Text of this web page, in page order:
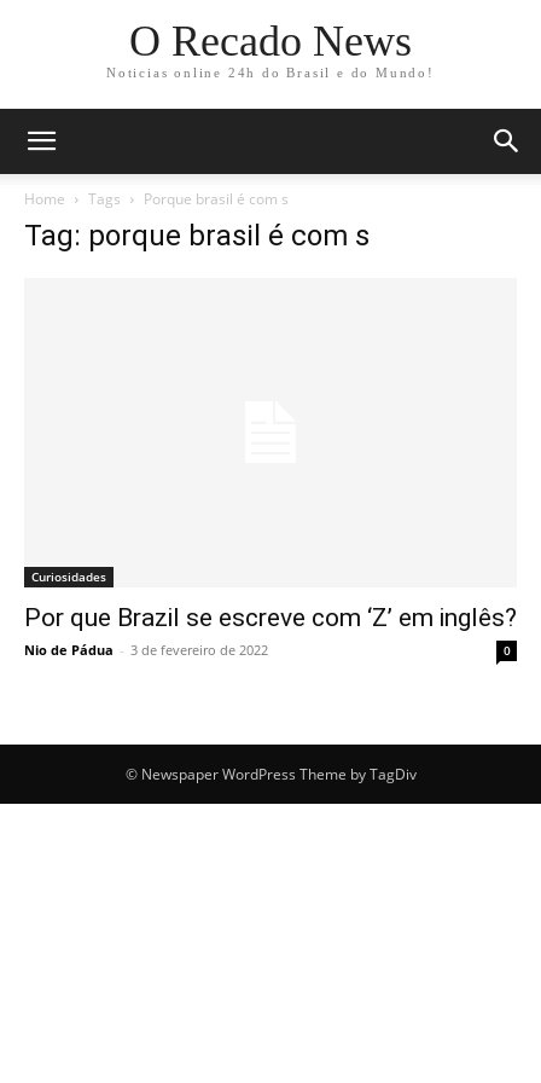
O Recado News
Noticias online 24h do Brasil e do Mundo!
Home Tags Porque brasil é com s
Tag: porque brasil é com s
Curiosidades
Por que Brazil se escreve com ‘Z’ em inglês?
Nio de Pádua - 3 de fevereiro de 2022 0
© Newspaper WordPress Theme by TagDiv